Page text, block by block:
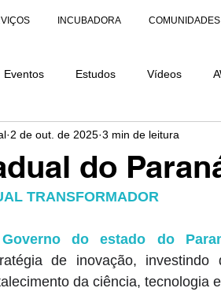
INCUBADORA COMUNIDADES
Eventos Estudos Vídeos
- CATEGORIA DISTINÇÃO
do
2 de out. de 2025 3 min de leitura
TRANSFORMADOR
Governo do estado do
de inovação,
da ciência, tecnologia